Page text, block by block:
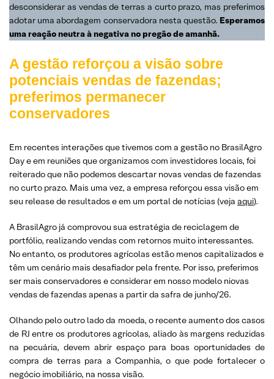
desconsiderar as vendas de terras a curto prazo, mas preferimos
adotar uma abordagem conservadora nesta questão. Esperamos
uma reação neutra à negativa no pregão de amanhã.
A gestão reforçou a visão sobre
potenciais vendas de fazendas;
preferimos permanecer
conservadores
Em recentes interações que tivemos com a gestão no BrasilAgro
Day e em reuniões que organizamos com investidores locais, foi
reiterado que não podemos descartar novas vendas de fazendas
no curto prazo. Mais uma vez, a empresa reforçou essa visão em
seu release de resultados e em um portal de notícias (veja aqui).
A BrasilAgro já comprovou sua estratégia de reciclagem de
portfólio, realizando vendas com retornos muito interessantes.
No entanto, os produtores agrícolas estão menos capitalizados e
têm um cenário mais desafiador pela frente. Por isso, preferimos
ser mais conservadores e considerar em nosso modelo niovas
vendas de fazendas apenas a partir da safra de junho/26.
Olhando pelo outro lado da moeda, o recente aumento dos casos
de RJ entre os produtores agrícolas, aliado às margens reduzidas
na pecuária, devem abrir espaço para boas oportunidades de
compra de terras para a Companhia, o que pode fortalecer o
negócio imobiliário, na nossa visão.